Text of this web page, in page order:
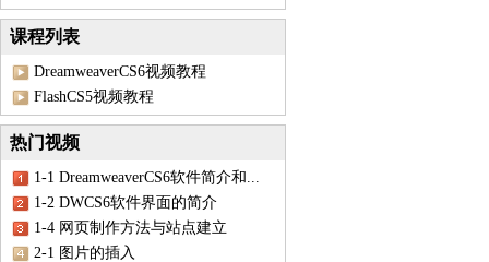
课程列表
DreamweaverCS6视频教程
FlashCS5视频教程
热门视频
1-1 DreamweaverCS6软件简介和...
1-2 DWCS6软件界面的简介
1-4 网页制作方法与站点建立
2-1 图片的插入